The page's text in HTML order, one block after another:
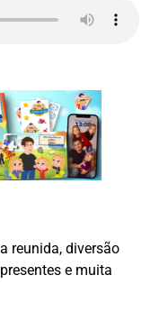
reunida, diversão
e muita